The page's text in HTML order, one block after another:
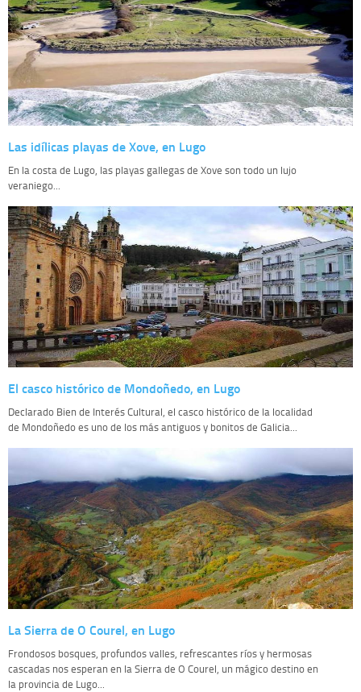
Las idílicas playas de Xove, en Lugo
En la costa de Lugo, las playas gallegas de Xove son todo un lujo
veraniego...
El casco histórico de Mondoñedo, en Lugo
Declarado Bien de Interés Cultural, el casco histórico de la localidad
de Mondoñedo es uno de los más antiguos y bonitos de Galicia...
La Sierra de O Courel, en Lugo
Frondosos bosques, profundos valles, refrescantes ríos y hermosas
cascadas nos esperan en la Sierra de O Courel, un mágico destino en
la provincia de Lugo...